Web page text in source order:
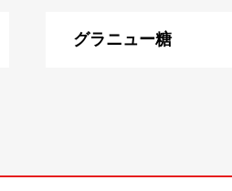
グラニュー糖